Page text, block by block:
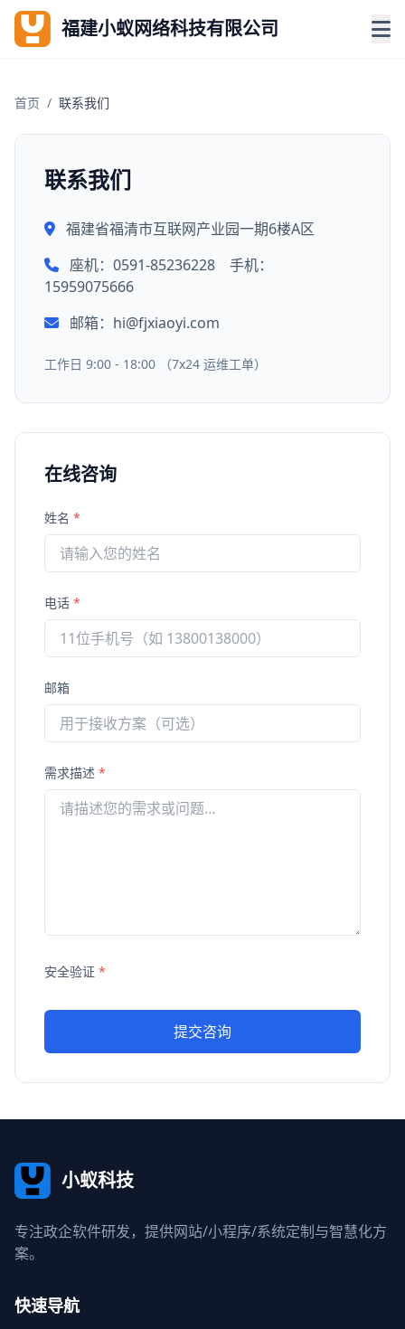
福建小蚁网络科技有限公司
首页 / 联系我们
联系我们
福建省福清市互联网产业园一期6楼A区
座机：0591-85236228 手机：
15959075666
邮箱：hi@fjxiaoyi.com
工作日 9:00 - 18:00 （7x24 运维工单）
在线咨询
姓名 *
电话 *
邮箱
需求描述 *
安全验证 *
提交咨询
小蚁科技
专注政企软件研发，提供网站/小程序/系统定制与智慧化方
案。
快速导航